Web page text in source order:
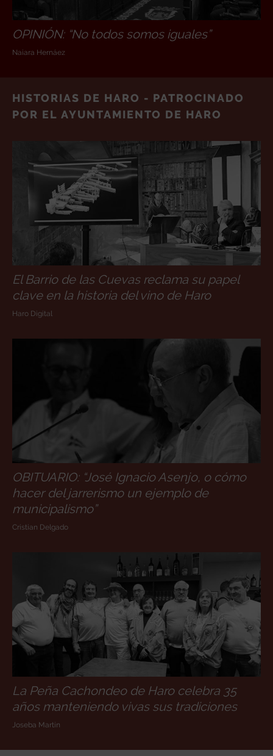
OPINIÓN: “No todos somos iguales”
Naiara Hernáez
HISTORIAS DE HARO - PATROCINADO
POR EL AYUNTAMIENTO DE HARO
El Barrio de las Cuevas reclama su papel
clave en la historia del vino de Haro
Haro Digital
OBITUARIO: “José Ignacio Asenjo, o cómo
hacer del jarrerismo un ejemplo de
municipalismo”
Cristian Delgado
La Peña Cachondeo de Haro celebra 35
años manteniendo vivas sus tradiciones
Joseba Martín